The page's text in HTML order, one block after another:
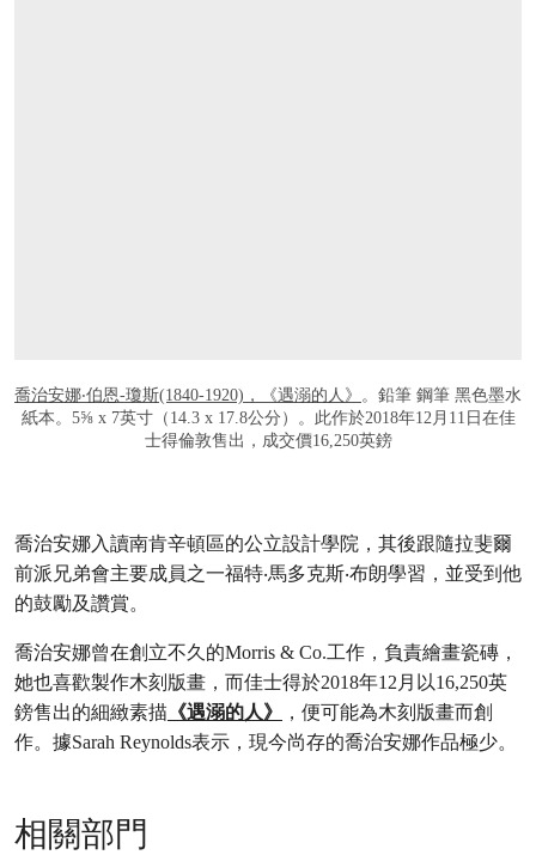
喬治安娜‧伯恩-瓊斯(1840-1920)，《遇溺的人》 。鉛筆 鋼筆 黑色墨水
紙本。5⅝ x 7英寸（14.3 x 17.8公分）。此作於2018年12月11日在佳
士得倫敦售出，成交價16,250英鎊
喬治安娜入讀南肯辛頓區的公立設計學院，其後跟隨拉斐爾
前派兄弟會主要成員之一福特‧馬多克斯‧布朗學習，並受到他
的鼓勵及讚賞。
喬治安娜曾在創立不久的Morris & Co.工作，負責繪畫瓷磚，
她也喜歡製作木刻版畫，而佳士得於2018年12月以16,250英
鎊售出的細緻素描 《遇溺的人》
，便可能為木刻版畫而創
作。據Sarah Reynolds表示，現今尚存的喬治安娜作品極少。
相關部門